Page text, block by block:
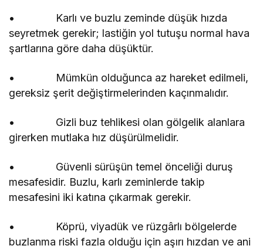
• Karlı ve buzlu zeminde düşük hızda
seyretmek gerekir; lastiğin yol tutuşu normal hava
şartlarına göre daha düşüktür.
• Mümkün olduğunca az hareket edilmeli,
gereksiz şerit değiştirmelerinden kaçınmalıdır.
• Gizli buz tehlikesi olan gölgelik alanlara
girerken mutlaka hız düşürülmelidir.
• Güvenli sürüşün temel önceliği duruş
mesafesidir. Buzlu, karlı zeminlerde takip
mesafesini iki katına çıkarmak gerekir.
• Köprü, viyadük ve rüzgârlı bölgelerde
buzlanma riski fazla olduğu için aşırı hızdan ve ani